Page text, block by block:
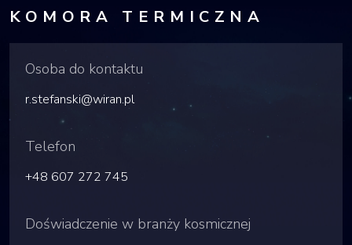
KOMORA TERMICZNA
Osoba do kontaktu
r.stefanski@wiran.pl
Telefon
+48 607 272 745
Doświadczenie w branży kosmicznej